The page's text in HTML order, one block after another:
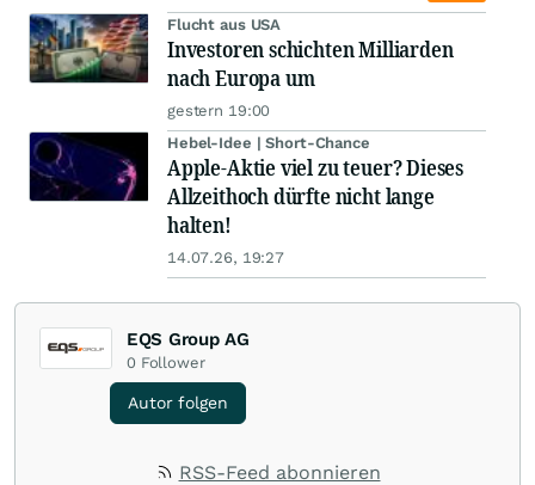
Flucht aus USA
Investoren schichten Milliarden
nach Europa um
gestern 19:00
Hebel-Idee | Short-Chance
Apple-Aktie viel zu teuer? Dieses
Allzeithoch dürfte nicht lange
halten!
14.07.26, 19:27
EQS Group AG
0 Follower
Autor folgen
RSS-Feed abonnieren